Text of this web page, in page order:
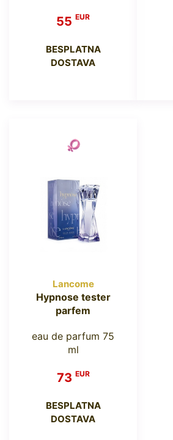
55 EUR
BESPLATNA
DOSTAVA
Lancome
Hypnose tester
parfem
eau de parfum 75
ml
73 EUR
BESPLATNA
DOSTAVA